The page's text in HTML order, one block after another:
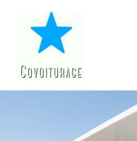
contenu